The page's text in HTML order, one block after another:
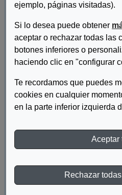
ejemplo, páginas visitadas).
Si lo desea puede obtener
aceptar o rechazar todas las
botones inferiores o
haciendo clic en "configurar
Te recordamos que puedes
cookies en cualquier
en la parte inferior izquierda
Aceptar
Rechazar